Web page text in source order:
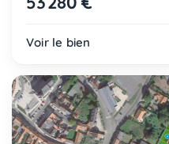
Voir le bien